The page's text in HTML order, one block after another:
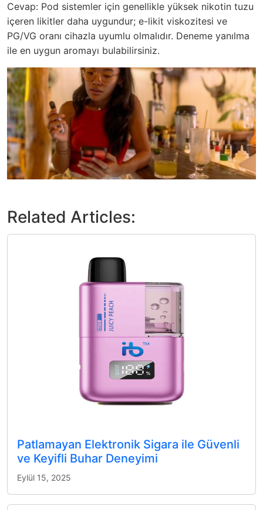
Cevap: Pod sistemler için genellikle yüksek nikotin tuzu
içeren likitler daha uygundur; e-likit viskozitesi ve
PG/VG oranı cihazla uyumlu olmalıdır. Deneme yanılma
ile en uygun aromayı bulabilirsiniz.
Related Articles:
Patlamayan Elektronik Sigara ile Güvenli
ve Keyifli Buhar Deneyimi
Eylül 15, 2025